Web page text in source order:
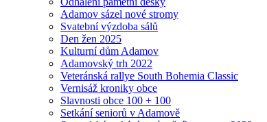
Adamov sázel nové stromy
Svatební výzdoba sálů
Den žen 2025
Kulturní dům Adamov
Adamovský trh 2022
Veteránská rallye South Bohemia Classic
Vernisáž kroniky obce
Slavnosti obce 100 + 100
Setkání seniorů v Adamově